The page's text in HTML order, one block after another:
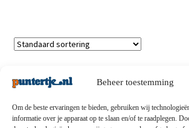
Beheer toestemming
Om de beste ervaringen te bieden, gebruiken wij
informatie over je apparaat op te slaan en/of te raadplegen.